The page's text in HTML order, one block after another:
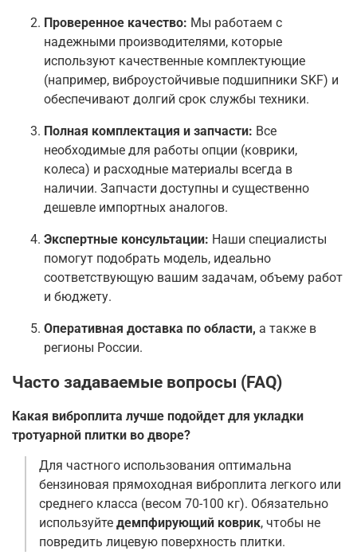
Проверенное качество: Мы работаем с
надежными производителями, которые
используют качественные комплектующие
(например, виброустойчивые подшипники SKF) и
обеспечивают долгий срок службы техники.
Полная комплектация и запчасти: Все
необходимые для работы опции (коврики,
колеса) и расходные материалы всегда в
наличии. Запчасти доступны и существенно
дешевле импортных аналогов.
Экспертные консультации: Наши специалисты
помогут подобрать модель, идеально
соответствующую вашим задачам, объему работ
и бюджету.
Оперативная доставка по области, а также в
регионы России.
Часто задаваемые вопросы (FAQ)
Какая виброплита лучше подойдет для укладки
тротуарной плитки во дворе?
Для частного использования оптимальна
бензиновая прямоходная виброплита легкого или
среднего класса (весом 70-100 кг). Обязательно
используйте демпфирующий коврик, чтобы не
повредить лицевую поверхность плитки.